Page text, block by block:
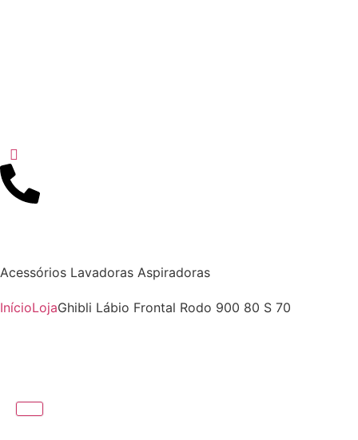
Acessórios Lavadoras Aspiradoras
InícioLojaGhibli Lábio Frontal Rodo 900 80 S 70